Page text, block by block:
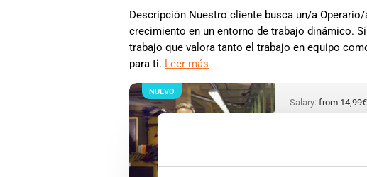
Descripción Nuestro cliente busca un/a
crecimiento en un entorno de trabajo dinámico.
trabajo que valora tanto el trabajo en equipo
para ti. Leer más
Salary: from
Available positions:
NUEVO